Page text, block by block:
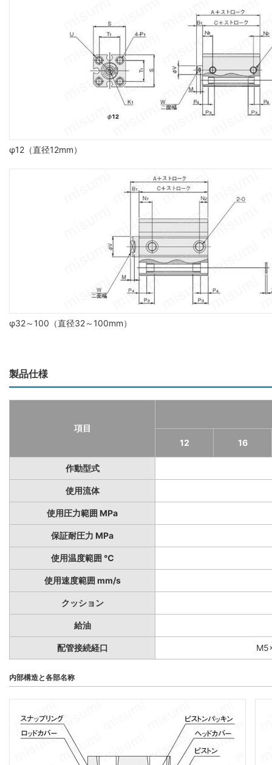
φ12（直径12mm）
φ32～100（直径32～100mm）
製品仕様
項目
12
16
作動型式
使用流体
使用圧力範囲 MPa
保証耐圧力 MPa
使用温度範囲 ℃
使用速度範囲 mm/s
クッション
給油
配管接続経口
内部構造と各部名称